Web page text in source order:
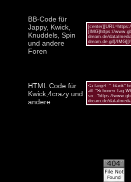
BB-Code für
Jappy, Kwick,
Knuddels, Spin
und andere
Foren
HTML Code für
Kwick,4crazy und
andere